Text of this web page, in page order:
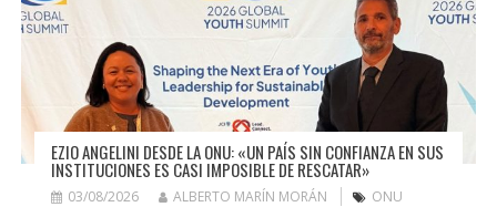
EZIO ANGELINI DESDE LA ONU: «UN PAÍS SIN CONFIANZA EN SUS
INSTITUCIONES ES CASI IMPOSIBLE DE RESCATAR»
03/08/2026 ALBERTO MARÍN MORÁN ONU